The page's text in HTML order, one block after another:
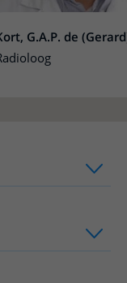
G.A.P. de
klik om te
klik